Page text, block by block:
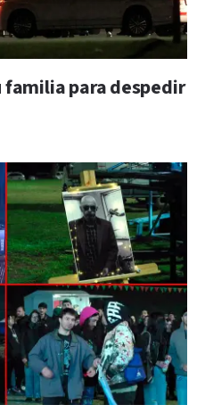
familia para despedir